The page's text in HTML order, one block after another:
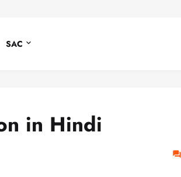
SAC
in Hindi